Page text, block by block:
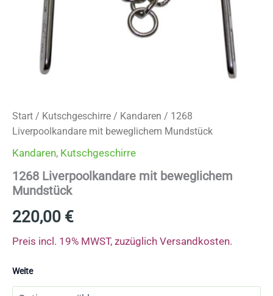
Start / Kutschgeschirre / Kandaren / 1268
Liverpoolkandare mit beweglichem Mundstück
Kandaren, Kutschgeschirre
1268 Liverpoolkandare mit beweglichem
Mundstück
220,00 €
Preis incl. 19% MWST, zuzüglich Versandkosten.
Weite